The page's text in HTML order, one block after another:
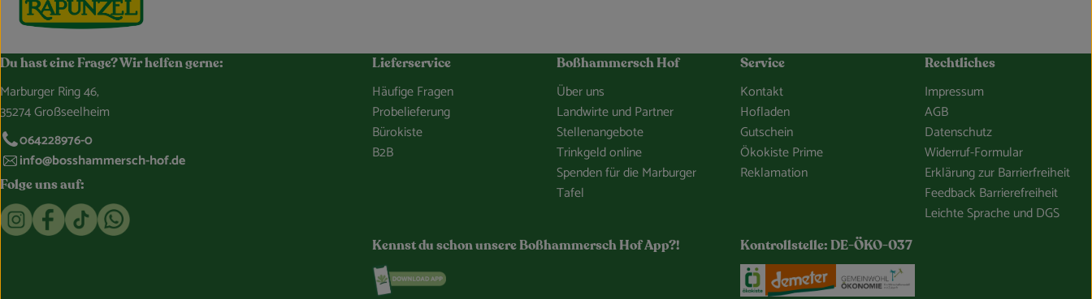
Du hast eine Frage? Wir helfen gerne:
Marburger Ring 46,
35274 Großseelheim
064228976-0
info@bosshammersch-hof.de
Folge uns auf:
Externer Link zu https://www.instagram.com/bosshammerschhof/
Externer Link zu https://www.facebook.com/Oekokiste.Bosshammersch.Hof
Externer Link zu https://www.tiktok.com/@bosshammersch_hof
Externer Link zu https://whatsapp.com/channel/0029VbCaDbdJUM2iLBJEiG1n
Lieferservice
Häufige Fragen
Probelieferung
Bürokiste
B2B
Boßhammersch Hof
Über uns
Landwirte und Partner
Stellenangebote
Trinkgeld online
Spenden für die Marburger
Tafel
Service
Kontakt
Hofladen
Gutschein
Ökokiste Prime
Reklamation
Rechtliches
Impressum
AGB
Datenschutz
Widerruf-Formular
Erklärung zur Barrierfreiheit
Feedback Barrierefreiheit
Leichte Sprache und DGS
Kennst du schon unsere Boßhammersch Hof App?!
Externer Link zu https://www.bosshammersch-hof.de/so-gehts/unsere-app.html
Kontrollstelle: DE-ÖKO-037
Externer Link zu https://www.oekokiste.de/
Externer Link zu https://www.demeter.de/